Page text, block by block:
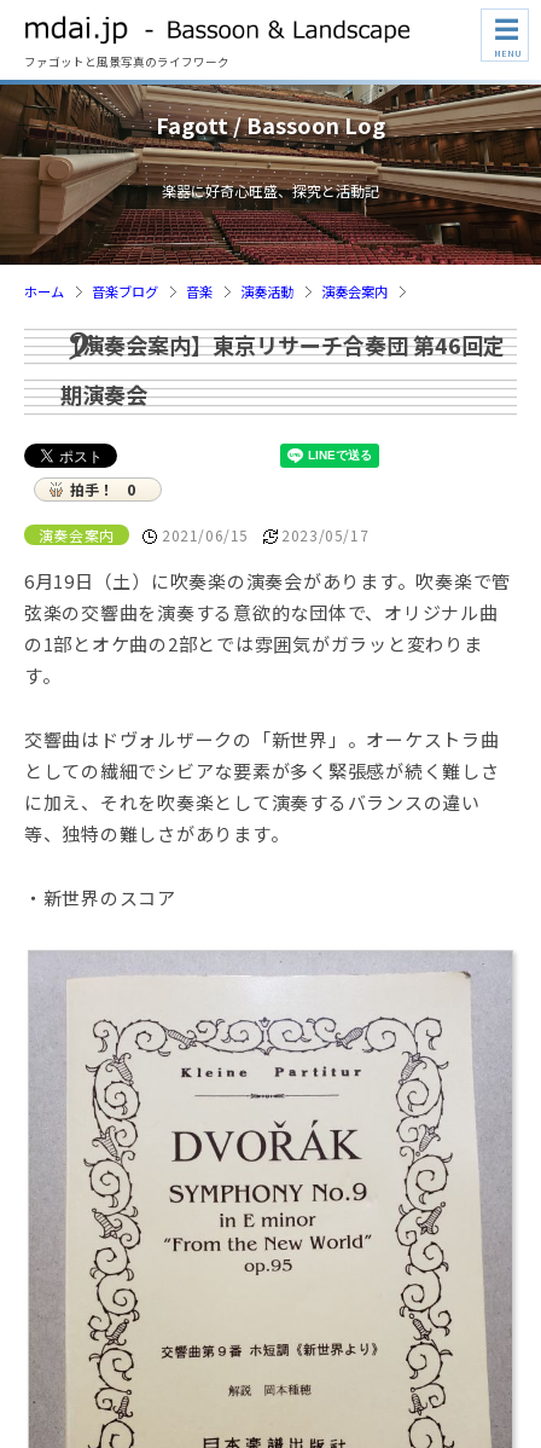
ファゴットと風景写真のライフワーク
☰
MENU
Fagott / Bassoon Log
楽器に好奇心旺盛、探究と活動記
ホーム 音楽ブログ 音楽 演奏活動 演奏会案内
【演奏会案内】東京リサーチ合奏団 第46回定
期演奏会
拍手！ 0
演奏会案内 2021/06/15 2023/05/17
6月19日（土）に吹奏楽の演奏会があります。吹奏楽で管
弦楽の交響曲を演奏する意欲的な団体で、オリジナル曲
の1部とオケ曲の2部とでは雰囲気がガラッと変わりま
す。
交響曲はドヴォルザークの「新世界」。オーケストラ曲
としての繊細でシビアな要素が多く緊張感が続く難しさ
に加え、それを吹奏楽として演奏するバランスの違い
等、独特の難しさがあります。
・新世界のスコア